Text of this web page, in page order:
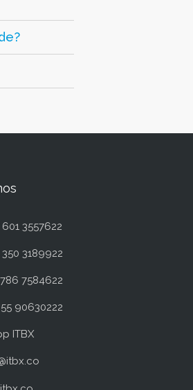
601 3557622
350 3189922
786 7584622
55 90630222
ITBX